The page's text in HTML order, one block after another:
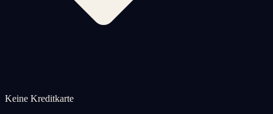
Keine Kreditkarte